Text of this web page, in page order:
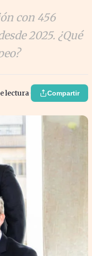
con 456
2025. ¿Qué
lectura Compartir